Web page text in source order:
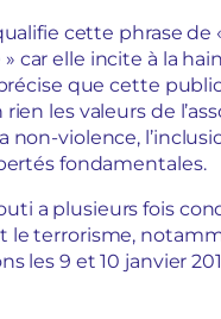
cette phrase de
car elle incite à la
que cette
les valeurs de
non-violence,
fondamentales.
a plusieurs fois
le terrorisme,
les 9 et 10 janvier